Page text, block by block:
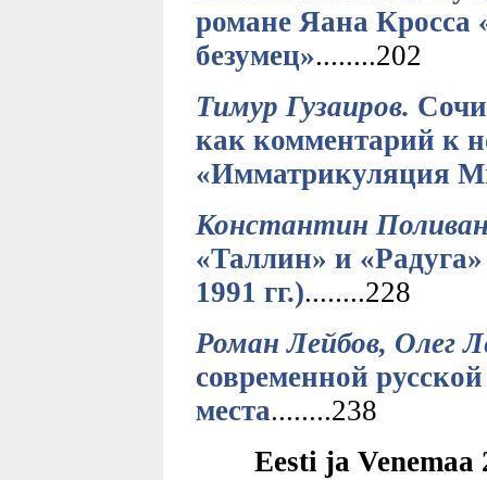
романе Яана Кросса
безумец»........202
Тимур Гузаиров.
как комментарий к
«Имматрикуляция
Константин
«Таллин» и
1991 гг.)........228
Роман Лейбов, Олег
современной
места........238
Eesti ja